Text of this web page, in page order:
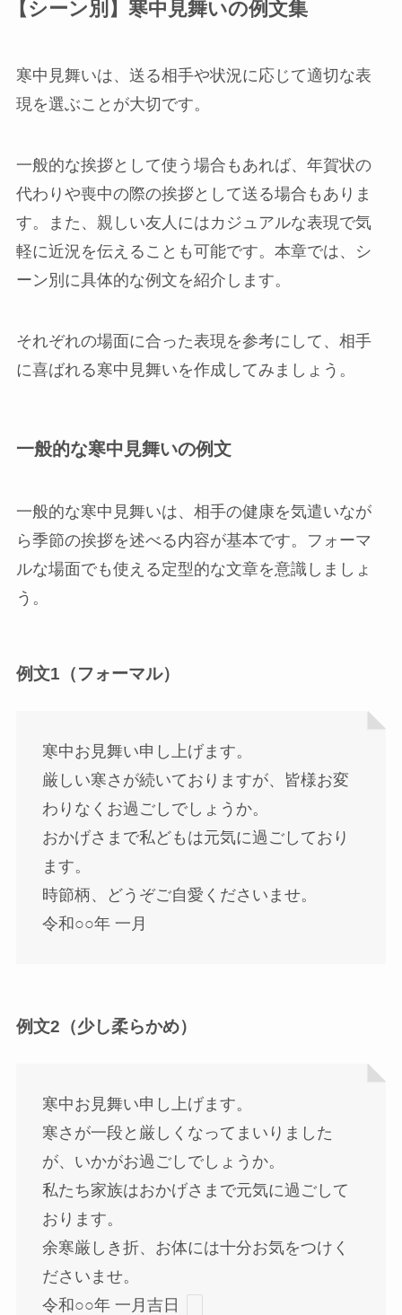
【シーン別】寒中見舞いの例文集
寒中見舞いは、送る相手や状況に応じて適切な表
現を選ぶことが大切です。
一般的な挨拶として使う場合もあれば、年賀状の
代わりや喪中の際の挨拶として送る場合もありま
す。また、親しい友人にはカジュアルな表現で気
軽に近況を伝えることも可能です。本章では、シ
ーン別に具体的な例文を紹介します。
それぞれの場面に合った表現を参考にして、相手
に喜ばれる寒中見舞いを作成してみましょう。
一般的な寒中見舞いの例文
一般的な寒中見舞いは、相手の健康を気遣いなが
ら季節の挨拶を述べる内容が基本です。フォーマ
ルな場面でも使える定型的な文章を意識しましょ
う。
例文1（フォーマル）
寒中お見舞い申し上げます。
厳しい寒さが続いておりますが、皆様お変
わりなくお過ごしでしょうか。
おかげさまで私どもは元気に過ごしており
ます。
時節柄、どうぞご自愛くださいませ。
令和○○年 一月
例文2（少し柔らかめ）
寒中お見舞い申し上げます。
寒さが一段と厳しくなってまいりました
が、いかがお過ごしでしょうか。
私たち家族はおかげさまで元気に過ごして
おります。
余寒厳しき折、お体には十分お気をつけく
ださいませ。
令和○○年 一月吉日